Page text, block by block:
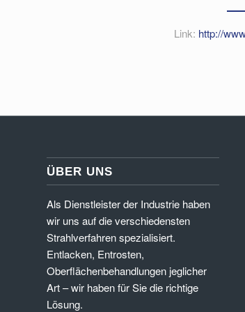
Link: http://
ÜBER UNS
Als Dienstleister der Industrie haben
wir uns auf die verschiedensten
Strahlverfahren spezialisiert.
Entlacken, Entrosten,
Oberflächenbehandlungen jeglicher
Art – wir haben für Sie die richtige
Lösung.